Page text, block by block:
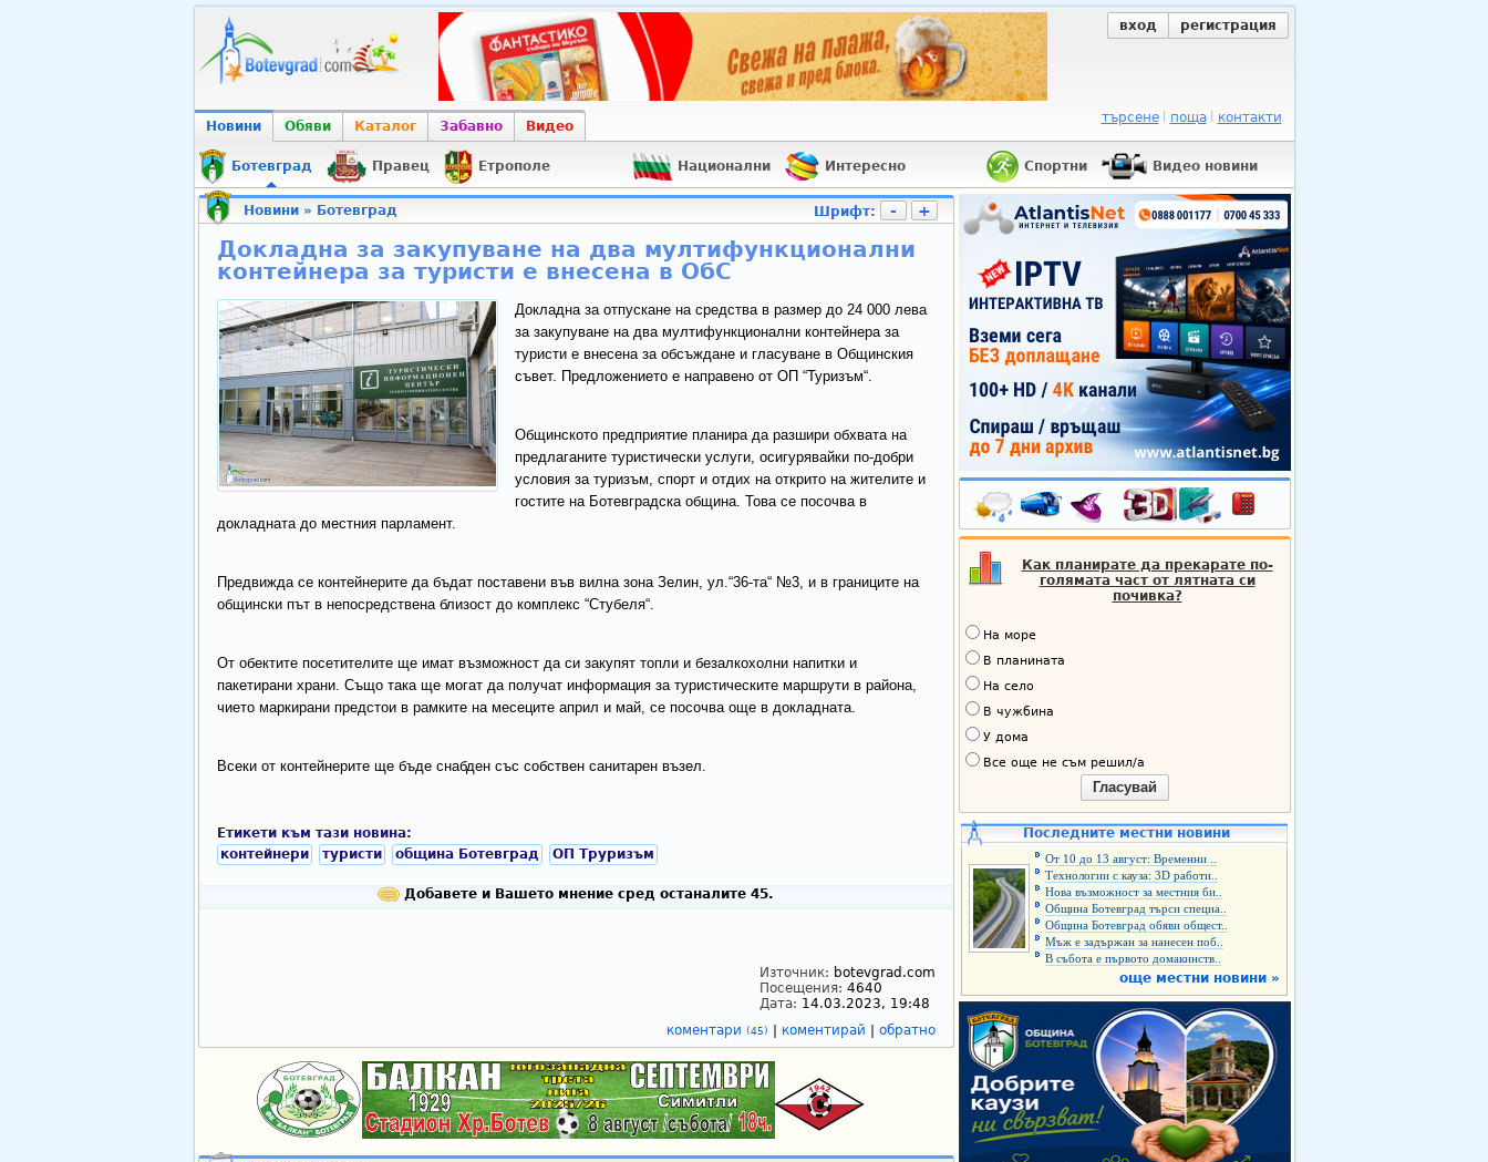
вход регистрация
Новини Обяви Каталог Забавно Видео
търсене поща контакти
Ботевград Правец Етрополе Национални Интересно Спортни Видео новини
Новини» Ботевград Шрифт: - +
Докладна за закупуване на два мултифункционални
контейнера за туристи е внесена в ОбС
Докладна за отпускане на средства в размер до 24 000 лева
за закупуване на два мултифункционални контейнера за
туристи е внесена за обсъждане и гласуване в Общинския
съвет. Предложението е направено от ОП “Туризъм“.
Общинското предприятие планира да разшири обхвата на
предлаганите туристически услуги, осигурявайки по-добри
условия за туризъм, спорт и отдих на открито на жителите и
гостите на Ботевградска община. Това се посочва в
докладната до местния парламент.
Предвижда се контейнерите да бъдат поставени във вилна зона Зелин, ул.“36-та“ №3, и в границите на
общински път в непосредствена близост до комплекс “Стубеля“.
От обектите посетителите ще имат възможност да си закупят топли и безалкохолни напитки и
пакетирани храни. Също така ще могат да получат информация за туристическите маршрути в района,
чието маркирани предстои в рамките на месеците април и май, се посочва още в докладната.
Всеки от контейнерите ще бъде снабден със собствен санитарен възел.
Етикети към тази новина:
контейнери
туристи община Ботевград ОП Труризъм
Добавете и Вашето мнение сред останалите 45.
Източник: botevgrad.com
Посещения: 4640
Дата: 14.03.2023, 19:48
коментари (45) коментирай обратно
Как планирате да прекарате по-
голямата част от лятната си
почивка?
На море
В планината
На село
В чужбина
У дома
Все още не съм решил/а
Гласувай
Последните местни новини
От 10 до 13 август: Временни ..
Технологии с кауза: 3D работи..
Нова възможност за местния би..
Община Ботевград търси специа..
Община Ботевград обяви общест..
Мъж е задържан за нанесен поб..
В събота е първото домакинств..
още местни новини »